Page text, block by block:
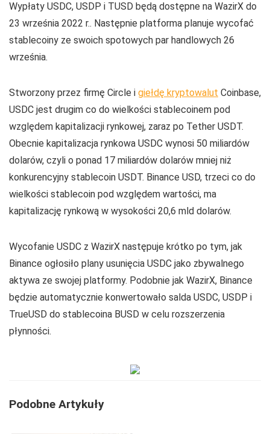
Wypłaty USDC, USDP i TUSD będą dostępne na WazirX do
23 września 2022 r.. Następnie platforma planuje wycofać
stablecoiny ze swoich spotowych par handlowych 26
września.
Stworzony przez firmę Circle i giełdę kryptowalut Coinbase,
USDC jest drugim co do wielkości stablecoinem pod
względem kapitalizacji rynkowej, zaraz po Tether USDT.
Obecnie kapitalizacja rynkowa USDC wynosi 50 miliardów
dolarów, czyli o ponad 17 miliardów dolarów mniej niż
konkurencyjny stablecoin USDT. Binance USD, trzeci co do
wielkości stablecoin pod względem wartości, ma
kapitalizację rynkową w wysokości 20,6 mld dolarów.
Wycofanie USDC z WazirX następuje krótko po tym, jak
Binance ogłosiło plany usunięcia USDC jako zbywalnego
aktywa ze swojej platformy. Podobnie jak WazirX, Binance
będzie automatycznie konwertowało salda USDC, USDP i
TrueUSD do stablecoina BUSD w celu rozszerzenia
płynności.
Podobne Artykuły